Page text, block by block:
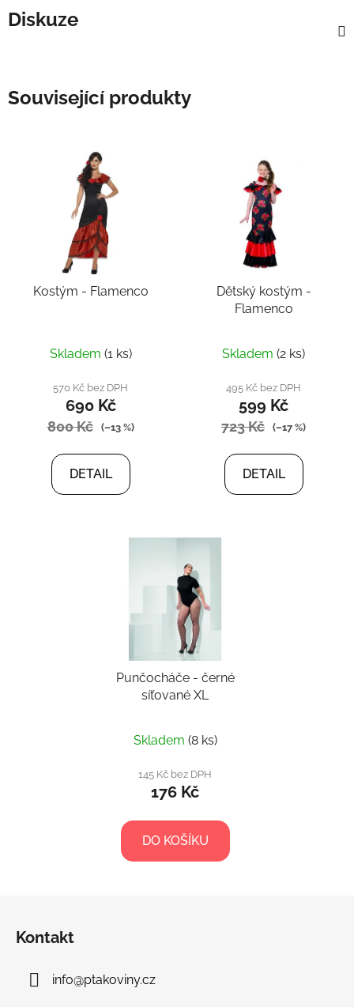
Diskuze
Související produkty
Kostým - Flamenco
Skladem (1 ks)
570 Kč bez DPH
690 Kč
800 Kč (–13 %)
DETAIL
Dětský kostým -
Flamenco
Skladem (2 ks)
495 Kč bez DPH
599 Kč
723 Kč (–17 %)
DETAIL
Punčocháče - černé
síťované XL
Skladem (8 ks)
145 Kč bez DPH
176 Kč
DO KOŠÍKU
Kontakt
info@ptakoviny.cz